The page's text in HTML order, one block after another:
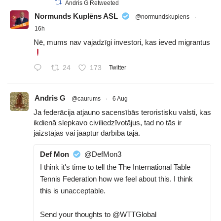
Andris G Retweeted
Normunds Kuplēns ASL @normundskuplens
·
16h
Nē, mums nav vajadzīgi investori, kas ieved migrantus
24 173 Twitter
Andris G @caurums · 6 Aug
Ja federācija atjauno sacensībās teroristisku valsti, kas
ikdienā slepkavo civiliedzīvotājus, tad no tās ir
jāizstājas vai jāaptur darbība tajā.
Def Mon
@DefMon3
I think it's time to tell the The International Table
Tennis Federation how we feel about this. I think
this is unacceptable.
Send your thoughts to @WTTGlobal